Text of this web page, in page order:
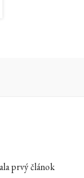
prvý článok